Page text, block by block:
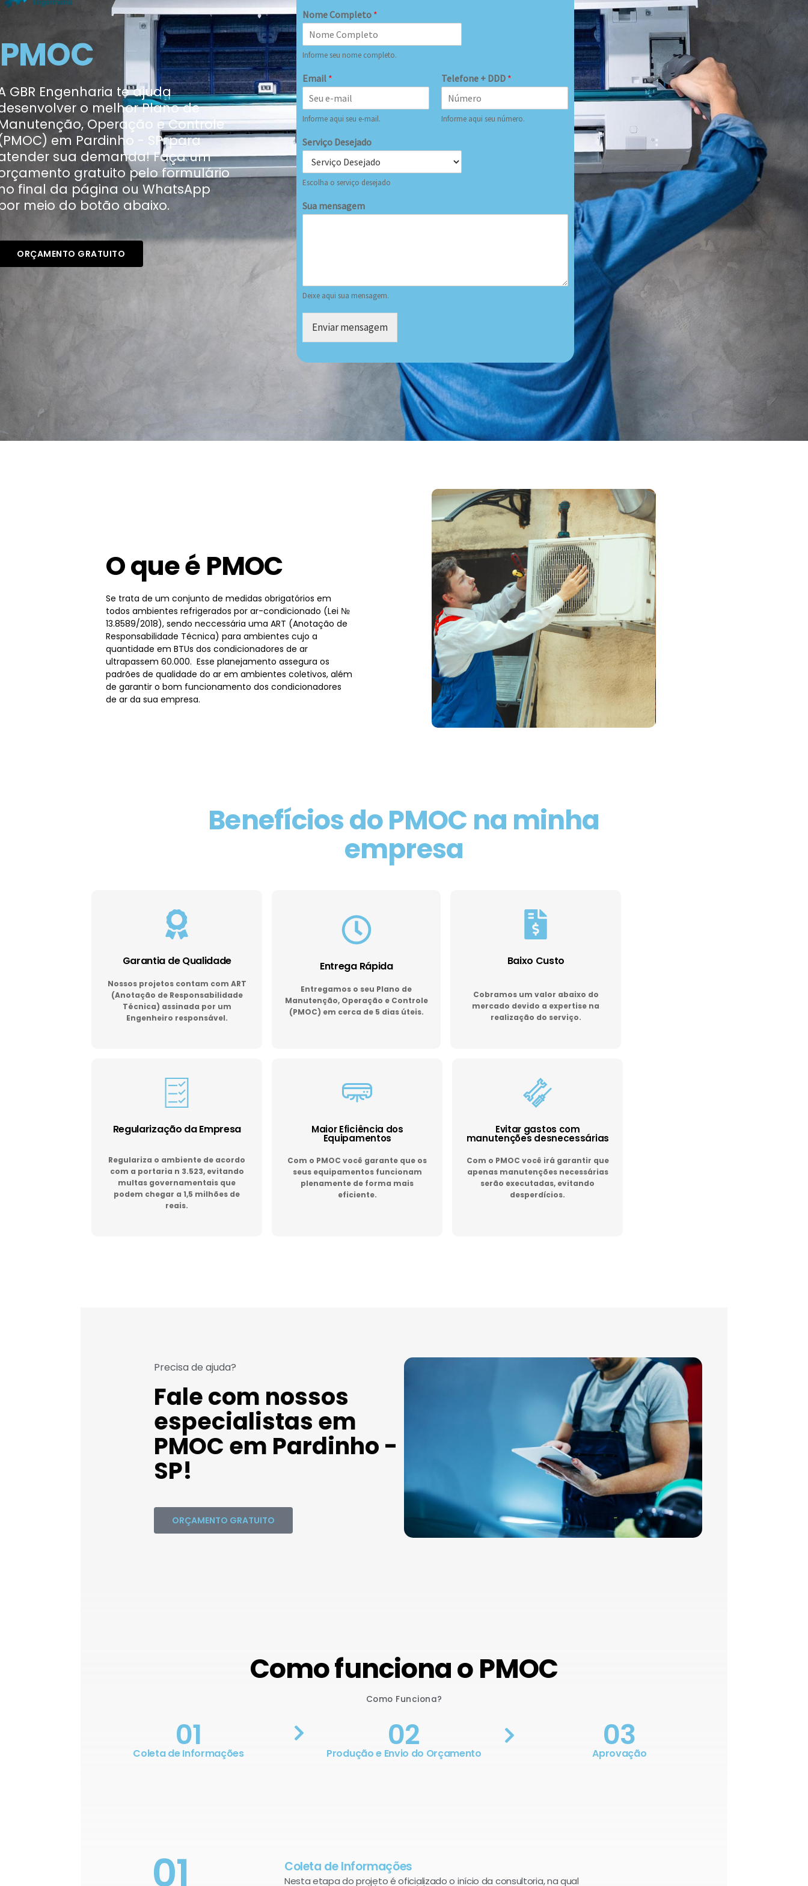
PMOC
GBR Engenharia te ajuda
o melhor Plano de
Operação e Controle
em Pardinho - SP. para
sua demanda! Faça um
gratuito pelo formulário
final da página ou WhatsApp
meio do botão abaixo.
ORÇAMENTO GRATUITO
Nome Completo *
Informe seu nome completo.
Email *
Informe aqui seu e-mail.
Telefone + DDD *
Informe aqui seu número.
Serviço Desejado
Escolha o serviço desejado
Sua mensagem
Deixe aqui sua mensagem.
Enviar mensagem
O que é PMOC
Se trata de um conjunto de medidas obrigatórios em
todos ambientes refrigerados por ar-condicionado (Lei №
13.8589/2018), sendo neccessária uma ART (Anotação de
Responsabilidade Técnica) para ambientes cujo a
quantidade em BTUs dos condicionadores de ar
ultrapassem 60.000. Esse planejamento assegura os
padrões de qualidade do ar em ambientes coletivos, além
de garantir o bom funcionamento dos condicionadores
de ar da sua empresa.
Benefícios do PMOC na minha
empresa
Garantia de Qualidade
Nossos projetos contam com ART
(Anotação de Responsabilidade
Técnica) assinada por um
Engenheiro responsável.
Entrega Rápida
Entregamos o seu Plano de
Manutenção, Operação e Controle
(PMOC) em cerca de 5 dias úteis.
Baixo Custo
Cobramos um valor abaixo do
mercado devido a expertise na
realização do serviço.
Regularização da Empresa
Regulariza o ambiente de acordo
com a portaria n 3.523, evitando
multas governamentais que
podem chegar a 1,5 milhões de
reais.
Maior Eficiência dos
Equipamentos
Com o PMOC você garante que os
seus equipamentos funcionam
plenamente de forma mais
eficiente.
Evitar gastos com
manutenções desnecessárias
Com o PMOC você irá garantir que
apenas manutenções necessárias
serão executadas, evitando
desperdícios.
Precisa de ajuda?
Fale com nossos
especialistas em
PMOC em Pardinho -
SP!
ORÇAMENTO GRATUITO
Como funciona o PMOC
Como Funciona?
01
Coleta de Informações 02
Produção e Envio do Orçamento 03
Aprovação
01 Coleta de Informações
Nesta etapa do projeto é oficializado o início da consultoria, na qual